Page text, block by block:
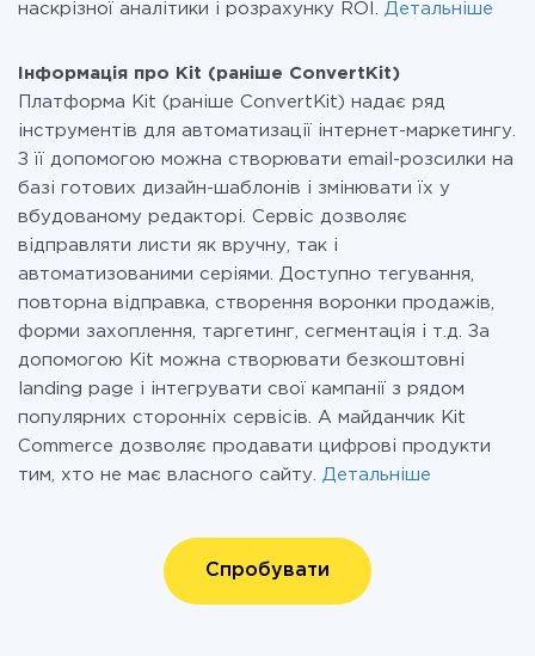
наскрізної аналітики і розрахунку ROI. Детальніше
Інформація про Kit (раніше ConvertKit)
Платформа Kit (раніше ConvertKit) надає ряд
інструментів для автоматизації інтернет-маркетингу.
З її допомогою можна створювати email-розсилки на
базі готових дизайн-шаблонів і змінювати їх у
вбудованому редакторі. Сервіс дозволяє
відправляти листи як вручну, так і
автоматизованими серіями. Доступно тегування,
повторна відправка, створення воронки продажів,
форми захоплення, таргетинг, сегментація і т.д. За
допомогою Kit можна створювати безкоштовні
landing page і інтегрувати свої кампанії з рядом
популярних сторонніх сервісів. А майданчик Kit
Commerce дозволяє продавати цифрові продукти
тим, хто не має власного сайту. Детальніше
Спробувати